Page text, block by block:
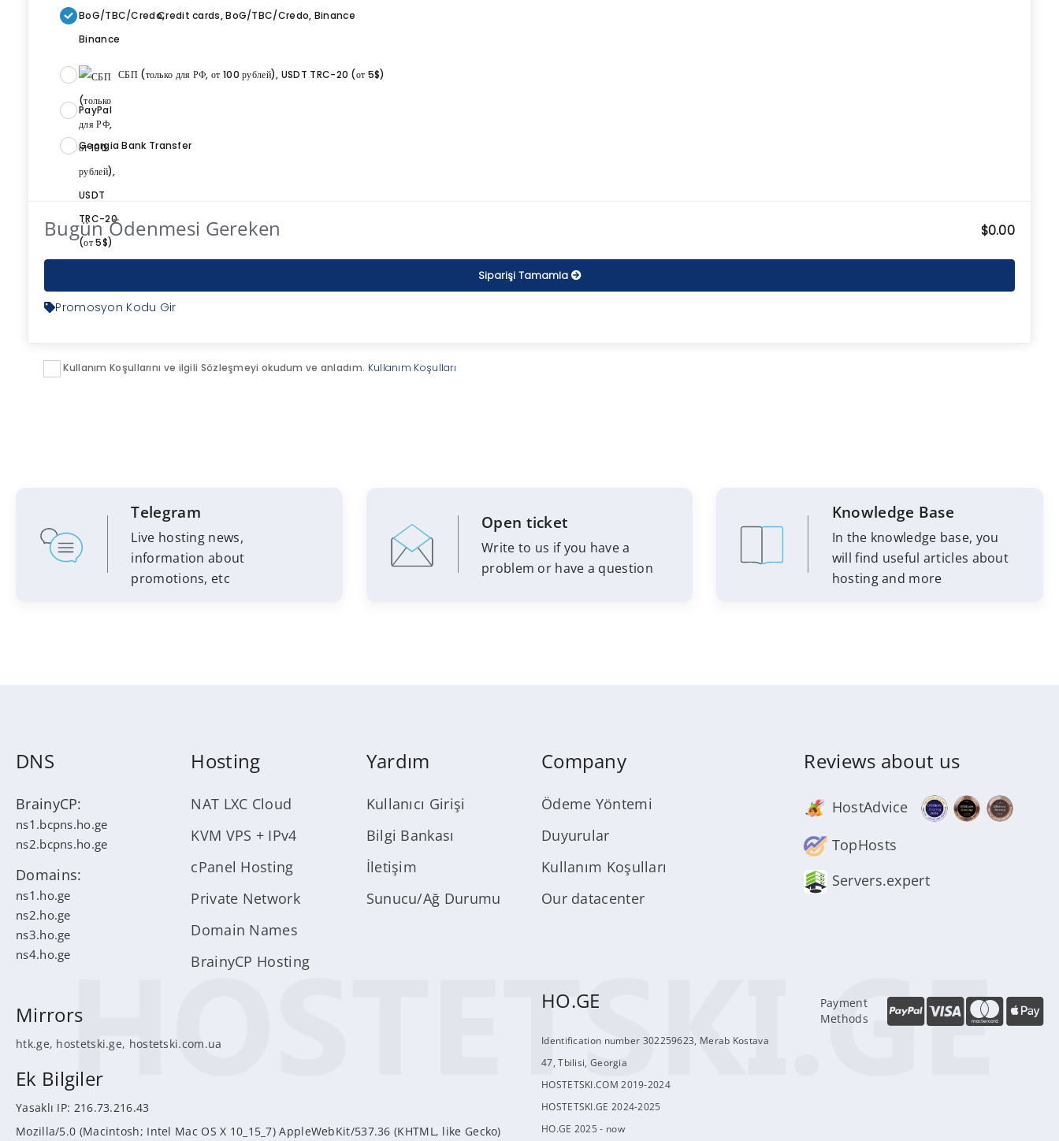
Credit cards, BoG/TBC/Credo, Binance
СБП (только для РФ, от 100 рублей), USDT TRC-20 (от 5$)
PayPal
Georgia Bank Transfer
Bugün Ödenmesi Gereken $0.00
Siparişi Tamamla
Promosyon Kodu Gir
Kullanım Koşullarını ve ilgili Sözleşmeyi okudum ve anladım. Kullanım Koşulları
Telegram
Live hosting news,
information about
promotions, etc
Open ticket
Write to us if you have a
problem or have a question
Knowledge Base
In the knowledge base, you
will find useful articles about
hosting and more
DNS
BrainyCP:
ns1.bcpns.ho.ge
ns2.bcpns.ho.ge
Domains:
ns1.ho.ge
ns2.ho.ge
ns3.ho.ge
ns4.ho.ge
Hosting
NAT LXC Cloud
KVM VPS + IPv4
cPanel Hosting
Private Network
Domain Names
BrainyCP Hosting
Yardım
Kullanıcı Girişi
Bilgi Bankası
İletişim
Sunucu/Ağ Durumu
Company
Ödeme Yöntemi
Duyurular
Kullanım Koşulları
Our datacenter
Reviews about us
HostAdvice
TopHosts
Servers.expert
Mirrors
htk.ge, hostetski.ge, hostetski.com.ua
Ek Bilgiler
Yasaklı IP: 216.73.216.43
Mozilla/5.0 (Macintosh; Intel Mac OS X 10_15_7) AppleWebKit/537.36 (KHTML, like Gecko)
HO.GE
Identification number 302259623, Merab Kostava
47, Tbilisi, Georgia
HOSTETSKI.COM 2019-2024
HOSTETSKI.GE 2024-2025
HO.GE 2025 - now
Payment
Methods